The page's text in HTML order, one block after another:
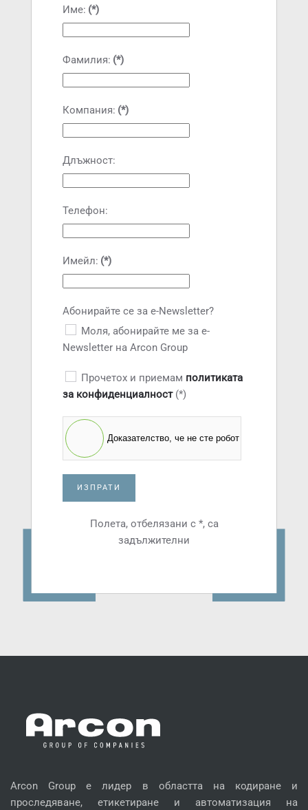
Име: (*)
Фамилия: (*)
Компания: (*)
Длъжност:
Телефон:
Имейл: (*)
Абонирайте се за e-Newsletter?
Моля, абонирайте ме за e-
Newsletter на Arcon Group
Прочетох и приемам политиката
за конфиденциалност(*)
Доказателство, че не сте робот
ИЗПРАТИ
Полета, отбелязани с *, са
задължителни
Arcon Group е лидер в областта на кодиране и
проследяване, етикетиране и автоматизация на